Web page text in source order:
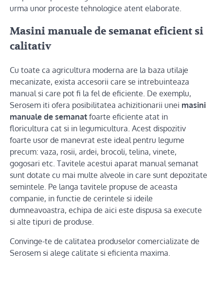
urma unor proceste tehnologice atent elaborate.
Masini manuale de semanat eficient si
calitativ
Cu toate ca agricultura moderna are la baza utilaje
mecanizate, exista accesorii care se intrebuinteaza
manual si care pot fi la fel de eficiente. De exemplu,
Serosem iti ofera posibilitatea achizitionarii unei masini
manuale de semanat foarte eficiente atat in
floricultura cat si in legumicultura. Acest dispozitiv
foarte usor de manevrat este ideal pentru legume
precum: vaza, rosii, ardei, brocoli, telina, vinete,
gogosari etc. Tavitele acestui aparat manual semanat
sunt dotate cu mai multe alveole in care sunt depozitate
semintele. Pe langa tavitele propuse de aceasta
companie, in functie de cerintele si ideile
dumneavoastra, echipa de aici este dispusa sa execute
si alte tipuri de produse.
Convinge-te de calitatea produselor comercializate de
Serosem si alege calitate si eficienta maxima.